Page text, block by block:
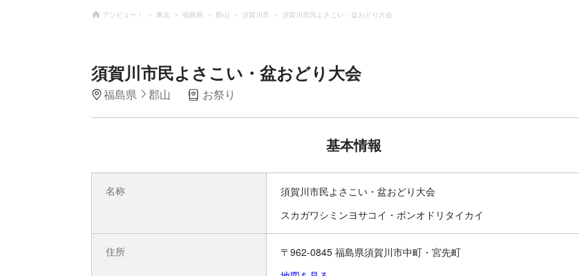
アソビュー！ 東北 福島県 郡山 須賀川市 須賀川市民よさこい・盆おどり大会
須賀川市民よさこい・盆おどり大会
福島県 郡山 お祭り
基本情報
名称
須賀川市民よさこい・盆おどり大会
スカガワシミンヨサコイ・ボンオドリタイカイ
住所
〒962-0845 福島県須賀川市中町・宮先町